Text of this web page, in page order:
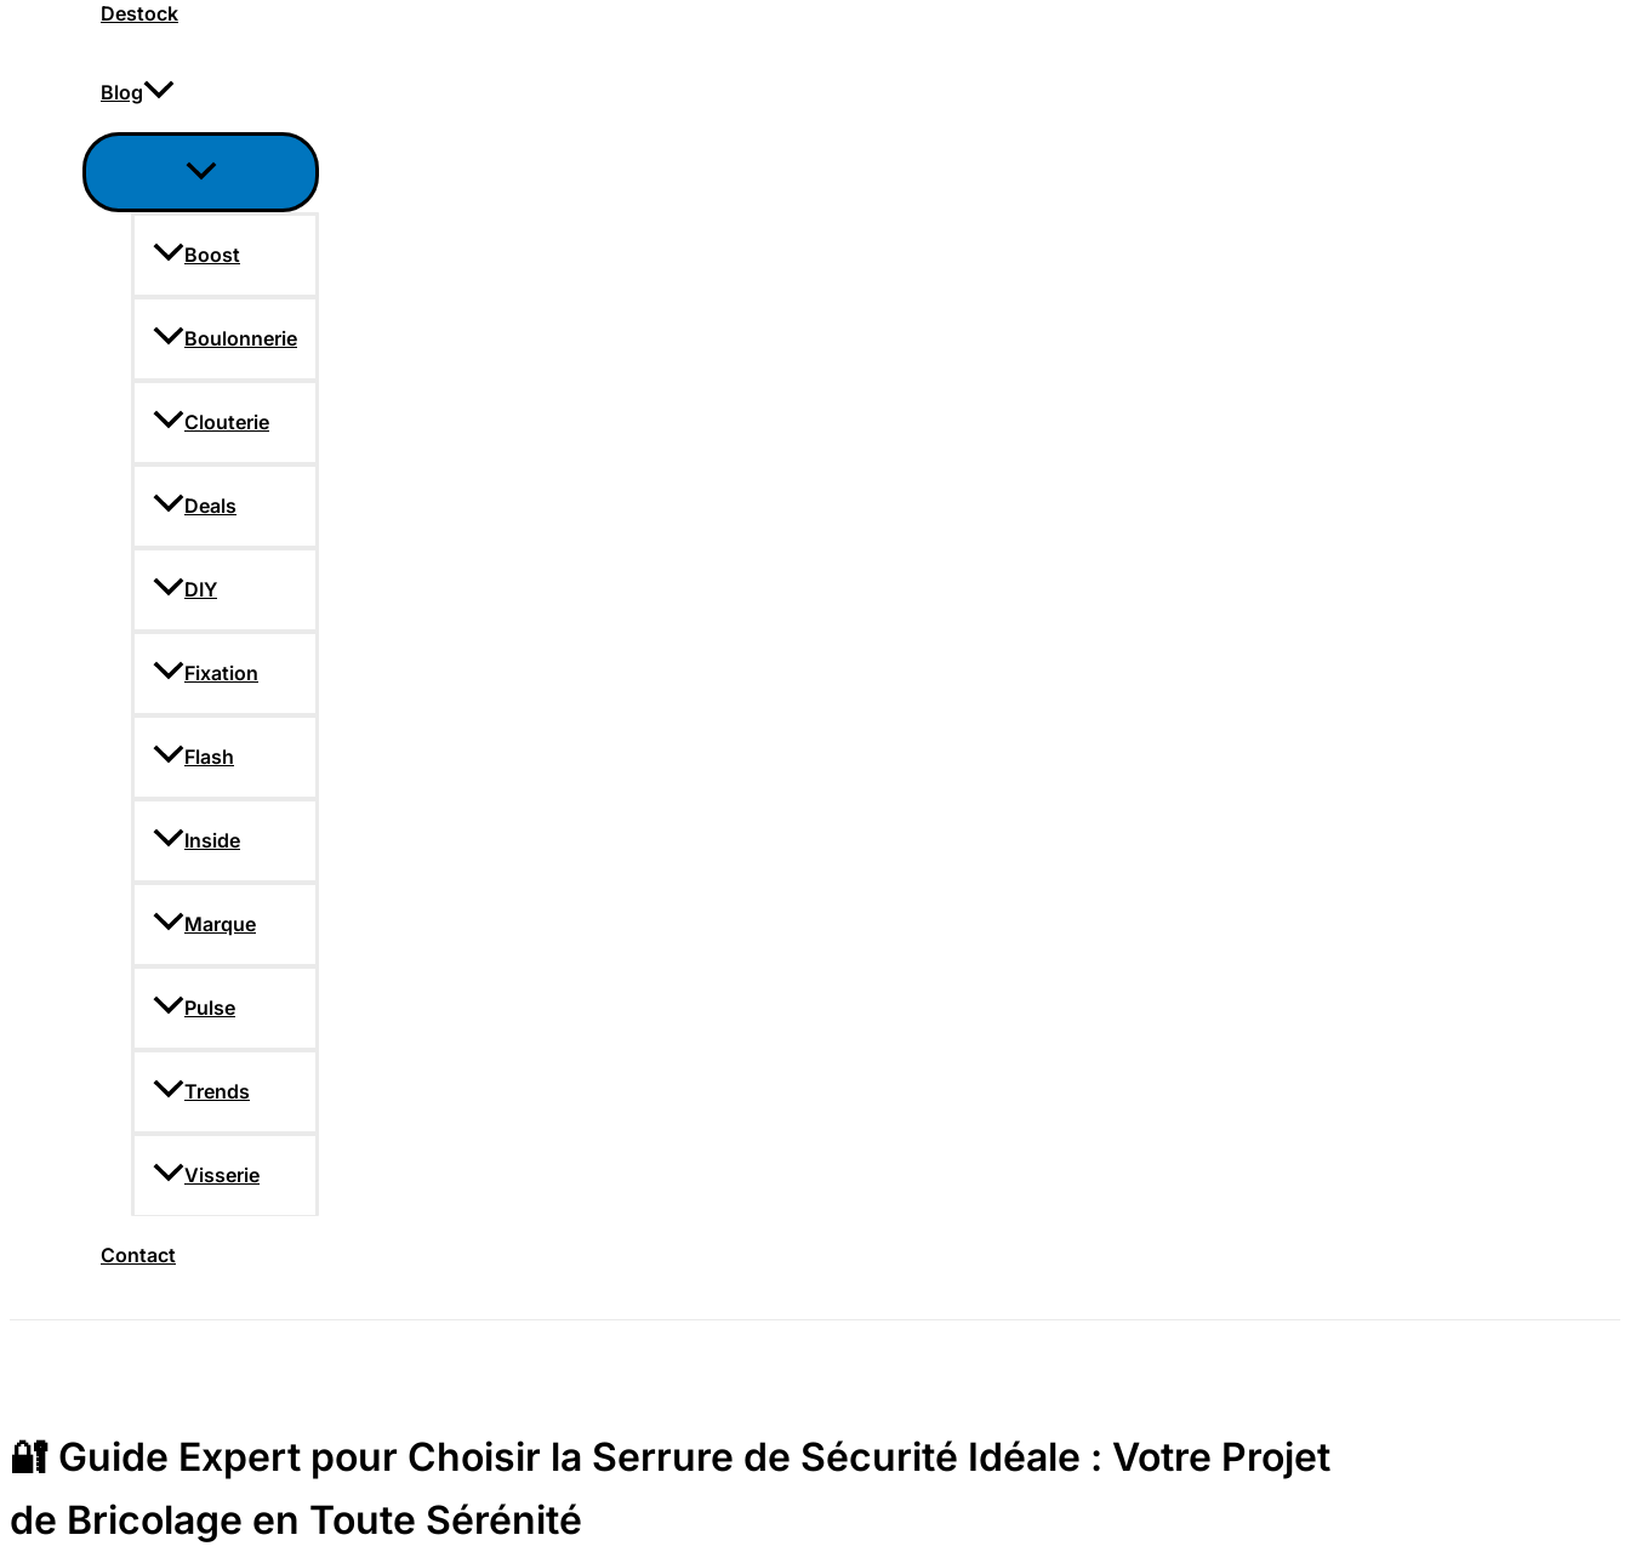
Destock
Blog
Boost
Boulonnerie
Clouterie
Deals
DIY
Fixation
Flash
Inside
Marque
Pulse
Trends
Visserie
Contact
🔐 Guide Expert pour Choisir la Serrure de Sécurité Idéale : Votre Projet
de Bricolage en Toute Sérénité